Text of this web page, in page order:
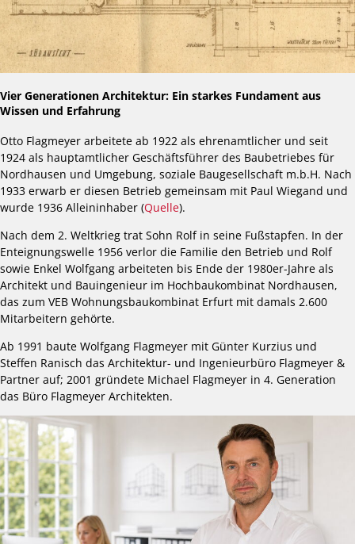
Vier Generationen Architektur: Ein starkes Fundament aus
Wissen und Erfahrung
Otto Flagmeyer arbeitete ab 1922 als ehrenamtlicher und seit
1924 als hauptamtlicher Geschäftsführer des Baubetriebes für
Nordhausen und Umgebung, soziale Baugesellschaft m.b.H. Nach
1933 erwarb er diesen Betrieb gemeinsam mit Paul Wiegand und
wurde 1936 Alleininhaber (Quelle).
Nach dem 2. Weltkrieg trat Sohn Rolf in seine Fußstapfen. In der
Enteignungswelle 1956 verlor die Familie den Betrieb und Rolf
sowie Enkel Wolfgang arbeiteten bis Ende der 1980er-Jahre als
Architekt und Bauingenieur im Hochbaukombinat Nordhausen,
das zum VEB Wohnungsbaukombinat Erfurt mit damals 2.600
Mitarbeitern gehörte.
Ab 1991 baute Wolfgang Flagmeyer mit Günter Kurzius und
Steffen Ranisch das Architektur- und Ingenieurbüro Flagmeyer &
Partner auf; 2001 gründete Michael Flagmeyer in 4. Generation
das Büro Flagmeyer Architekten.